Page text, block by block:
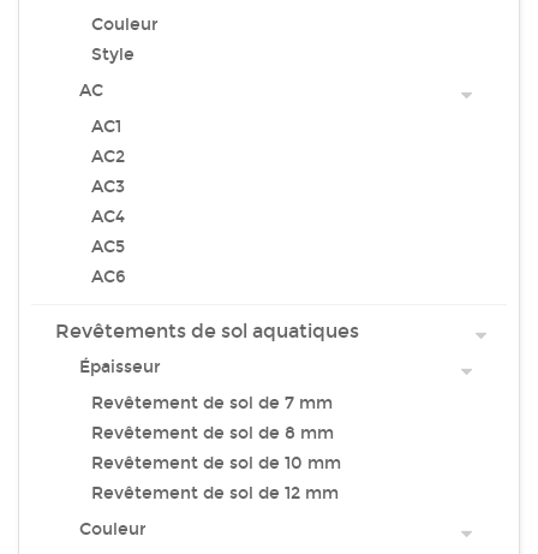
Couleur
Style
AC
AC1
AC2
AC3
AC4
AC5
AC6
Revêtements de sol aquatiques
Épaisseur
Revêtement de sol de 7 mm
Revêtement de sol de 8 mm
Revêtement de sol de 10 mm
Revêtement de sol de 12 mm
Couleur